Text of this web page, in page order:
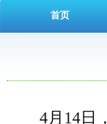
首页
4月14日，